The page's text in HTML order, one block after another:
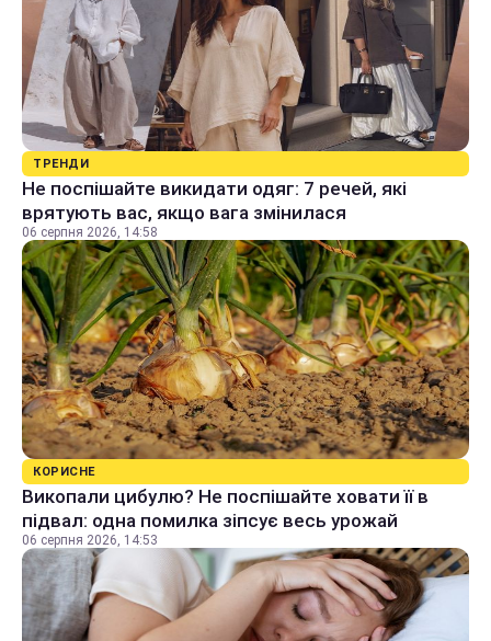
ТРЕНДИ
Не поспішайте викидати одяг: 7 речей, які
врятують вас, якщо вага змінилася
06 серпня 2026, 14:58
КОРИСНЕ
Викопали цибулю? Не поспішайте ховати її в
підвал: одна помилка зіпсує весь урожай
06 серпня 2026, 14:53